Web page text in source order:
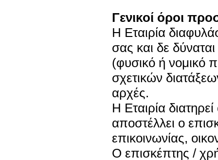
Γενικοί όροι
Η Εταιρία
σας και δε
(φυσικό ή νομικό
σχετικών
αρχές.
Η Εταιρία
αποστέλλει ο
επικοινωνίας,
Ο επισκέπτης /